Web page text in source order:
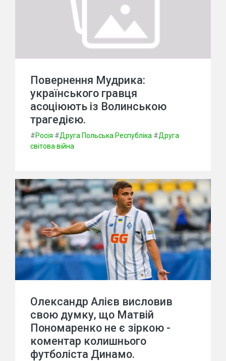
Повернення Мудрика:
українського гравця
асоціюють із Волинською
трагедією.
#Росія #Друга Польська Республіка #Друга
світова війна
Олександр Алієв висловив
свою думку, що Матвій
Пономаренко не є зіркою -
коментар колишнього
футболіста Динамо.